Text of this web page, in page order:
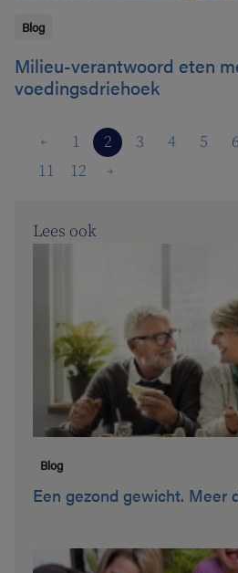
Lees ook
Blog
Een gezond gewicht. Meer
Blog
Milieu-verantwoord eten
voedingsdriehoek
1 2 3 4 5 6
11
12